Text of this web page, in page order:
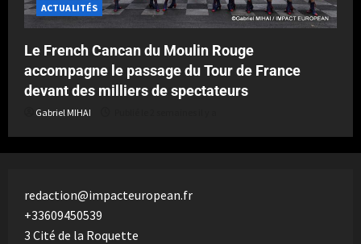
ACTUALITÉS
Le French Cancan du Moulin Rouge
accompagne le passage du Tour de France
devant des milliers de spectateurs
Gabriel MIHAI
redaction@impacteuropean.fr
+33609450539
3 Cité de la Roquette